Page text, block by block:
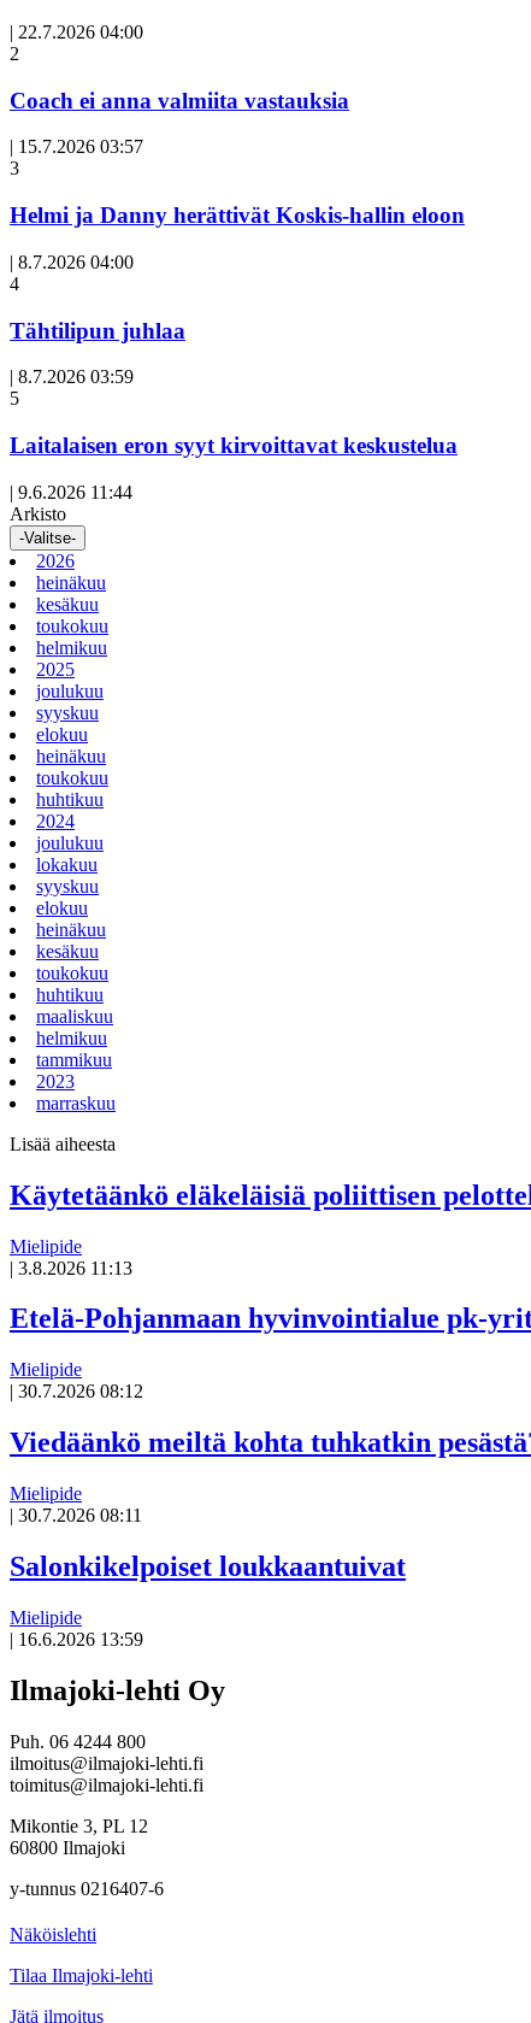
| 22.7.2026 04:00
Avoin
2
Coach ei anna valmiita vastauksia
| 15.7.2026 03:57
3
Helmi ja Danny herättivät Koskis-hallin eloon
| 8.7.2026 04:00
Avoin
4
Tähtilipun juhlaa
| 8.7.2026 03:59
Avoin
5
Laitalaisen eron syyt kirvoittavat keskustelua
| 9.6.2026 11:44
Arkisto
-Valitse-
2026
heinäkuu
kesäkuu
toukokuu
helmikuu
2025
joulukuu
syyskuu
elokuu
heinäkuu
toukokuu
huhtikuu
2024
joulukuu
lokakuu
syyskuu
elokuu
heinäkuu
kesäkuu
toukokuu
huhtikuu
maaliskuu
helmikuu
tammikuu
2023
marraskuu
Lisää aiheesta
Käytetäänkö eläkeläisiä poliittisen
Mielipide
| 3.8.2026 11:13
artikkeli
Etelä-Pohjanmaan hyvinvointialue pk-
Mielipide
| 30.7.2026 08:12
artikkeli
Viedäänkö meiltä kohta tuhkatkin
Mielipide
| 30.7.2026 08:11
artikkeli
Salonkikelpoiset loukkaantuivat
Mielipide
| 16.6.2026 13:59
artikkeli
Ilmajoki-lehti Oy
Puh. 06 4244 800
ilmoitus@ilmajoki-lehti.fi
toimitus@ilmajoki-lehti.fi
Mikontie 3, PL 12
60800 Ilmajoki
y-tunnus 0216407-6
Näköislehti
Tilaa Ilmajoki-lehti
Jätä ilmoitus